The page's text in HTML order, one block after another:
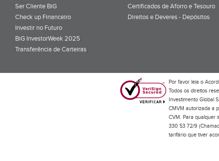
Ser Cliente BiG
Check up Financeiro
Investir no Futuro
BiG InvestorWeek 2025;
Transferência de Carteiras;
Certificados de Aforro e Tesouro
Direitos e Deveres - Depósitos
Por favor leia o
Todos os direitos
Investimento Global
CMVM autorizada a
CVM. Para qualquer
330 53 72/9
tarifário que tiver